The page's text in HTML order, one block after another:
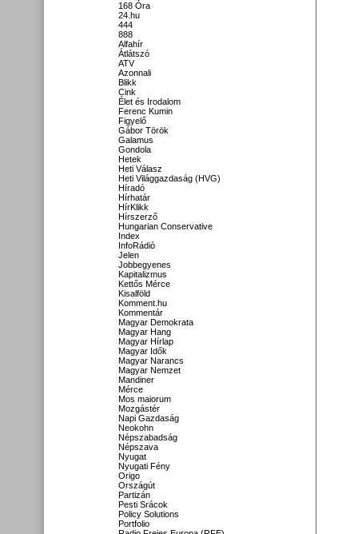
168 Óra
24.hu
444
888
Alfahír
Átlátszó
ATV
Azonnali
Blikk
Cink
Élet és Irodalom
Ferenc Kumin
Figyelő
Gábor Török
Galamus
Gondola
Hetek
Heti Válasz
Heti Világgazdaság (HVG)
Híradó
Hírhatár
HírKlikk
Hírszerző
Hungarian Conservative
Index
InfoRádió
Jelen
Jobbegyenes
Kapitalizmus
Kettős Mérce
Kisalföld
Komment.hu
Kommentár
Magyar Demokrata
Magyar Hang
Magyar Hírlap
Magyar Idők
Magyar Narancs
Magyar Nemzet
Mandiner
Mérce
Mos maiorum
Mozgástér
Napi Gazdaság
Neokohn
Népszabadság
Népszava
Nyugat
Nyugati Fény
Origo
Országút
Partizán
Pesti Srácok
Policy Solutions
Portfolio